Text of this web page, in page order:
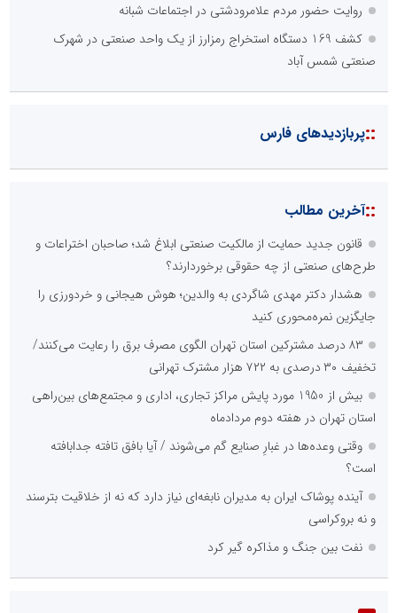
روایت حضور مردم علامرودشتی در اجتماعات شبانه
کشف 169 دستگاه استخراج رمزارز از یک واحد صنعتی در شهرک
صنعتی شمس آباد
::پربازدیدهای فارس
::آخرین مطالب
قانون جدید حمایت از مالکیت صنعتی ابلاغ شد؛ صاحبان اختراعات و
طرح‌های صنعتی از چه حقوقی برخوردارند؟
هشدار دکتر مهدی شاگردی به والدین؛ هوش هیجانی و خردورزی را
جایگزین نمره‌محوری کنید
۸۳ درصد مشترکین استان تهران الگوی مصرف برق را رعایت می‌کنند/
تخفیف ۳۰ درصدی به ۷۲۲ هزار مشترک تهرانی
بیش از 1950 مورد پایش مراکز تجاری، اداری و مجتمع‌های بین‌راهی
استان تهران در هفته دوم مردادماه
وقتی وعده‌ها در غبارِ صنایع گم می‌شوند / آیا بافق تافته جدابافته
است؟
آینده پوشاک ایران به مدیران نابغه‌ای نیاز دارد که نه از خلاقیت بترسند
و نه بروکراسی
نفت بین جنگ و مذاکره گیر کرد